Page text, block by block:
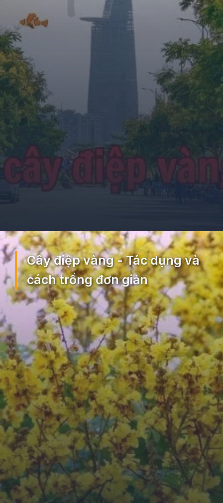
Đang mở https://ocopaz.vn/cay-diep-vang-217
Cây điệp vàng - Tác dụng và
cách trồng đơn giản